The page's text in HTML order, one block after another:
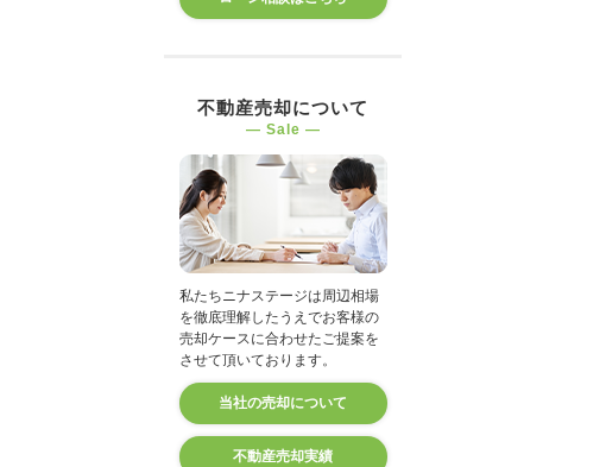
不動産売却について
― Sale ―
私たちニナステージは周辺相場
を徹底理解したうえでお客様の
売却ケースに合わせたご提案を
させて頂いております。
当社の売却について
不動産売却実績